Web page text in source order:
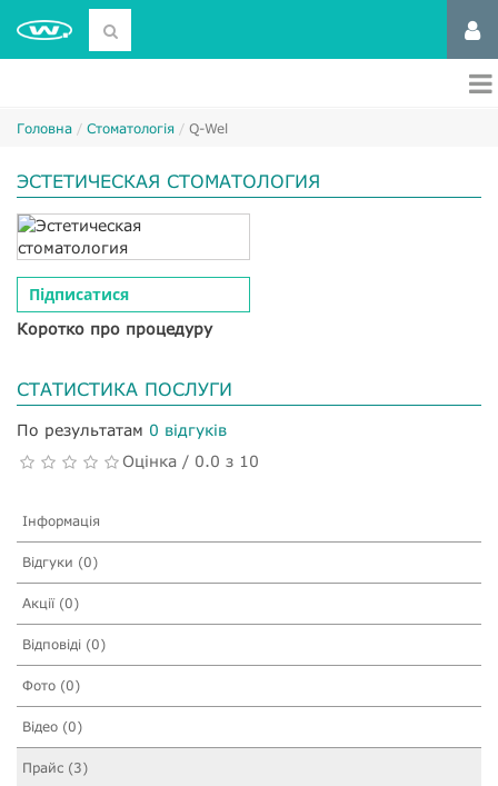
Головна Стоматологія Q-Wel
ЭСТЕТИЧЕСКАЯ СТОМАТОЛОГИЯ
Підписатися
Коротко про процедуру
СТАТИСТИКА ПОСЛУГИ
По результатам 0 відгуків
Оцінка / 0.0 з 10
Інформація
Відгуки (0)
Акції (0)
Відповіді (0)
Фото (0)
Відео (0)
Прайс (3)